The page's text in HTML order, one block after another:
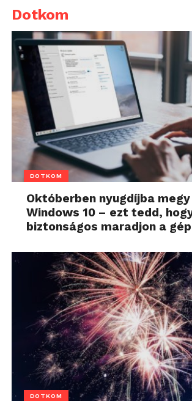
Dotkom
DOTKOM
Októberben nyugdíjba
Windows 10 – ezt tedd,
biztonságos maradjon a
DOTKOM